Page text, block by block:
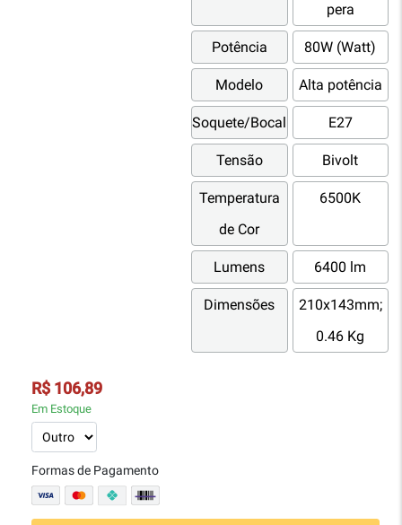
pera
Potência 80W (Watt)
Modelo Alta potência
Soquete/Bocal E27
Tensão Bivolt
Temperatura
de Cor
6500K
Lumens 6400 lm
Dimensões
210x143mm;
0.46 Kg
R$ 106,89
Em Estoque
Formas de Pagamento